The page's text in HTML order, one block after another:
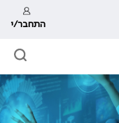
התחבר/י